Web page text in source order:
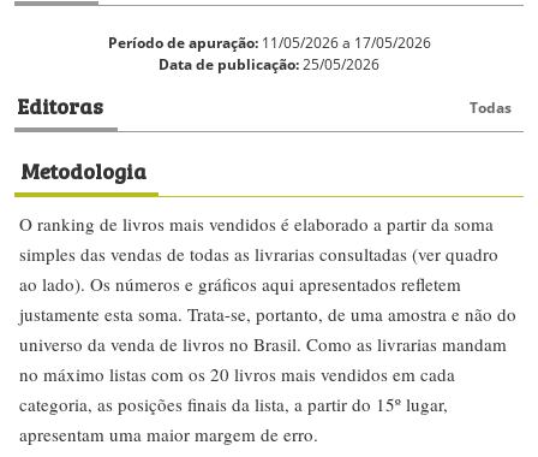
Período de apuração:11/05/2026 a 17/05/2026
Data de publicação:25/05/2026
Editoras Todas
Metodologia
O ranking de livros mais vendidos é elaborado a partir da soma
simples das vendas de todas as livrarias consultadas (ver quadro
ao lado). Os números e gráficos aqui apresentados refletem
justamente esta soma. Trata-se, portanto, de uma amostra e não do
universo da venda de livros no Brasil. Como as livrarias mandam
no máximo listas com os 20 livros mais vendidos em cada
categoria, as posições finais da lista, a partir do 15º lugar,
apresentam uma maior margem de erro.